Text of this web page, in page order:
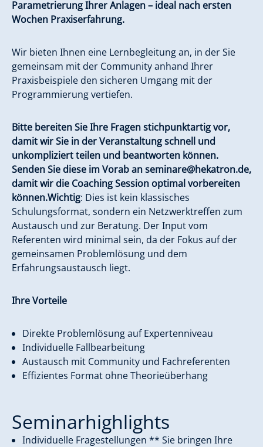
Parametrierung Ihrer Anlagen – ideal nach ersten
Wochen Praxiserfahrung.
Wir bieten Ihnen eine Lernbegleitung an, in der Sie
gemeinsam mit der Community anhand Ihrer
Praxisbeispiele den sicheren Umgang mit der
Programmierung vertiefen.
Bitte bereiten Sie Ihre Fragen stichpunktartig vor,
damit wir Sie in der Veranstaltung schnell und
unkompliziert teilen und beantworten können.
Senden Sie diese im Vorab an seminare@hekatron.de,
damit wir die Coaching Session optimal vorbereiten
können.Wichtig: Dies ist kein klassisches
Schulungsformat, sondern ein Netzwerktreffen zum
Austausch und zur Beratung. Der Input vom
Referenten wird minimal sein, da der Fokus auf der
gemeinsamen Problemlösung und dem
Erfahrungsaustausch liegt.
Ihre Vorteile
Direkte Problemlösung auf Expertenniveau
Individuelle Fallbearbeitung
Austausch mit Community und Fachreferenten
Effizientes Format ohne Theorieüberhang
Seminarhighlights
Individuelle Fragestellungen ** Sie bringen Ihre